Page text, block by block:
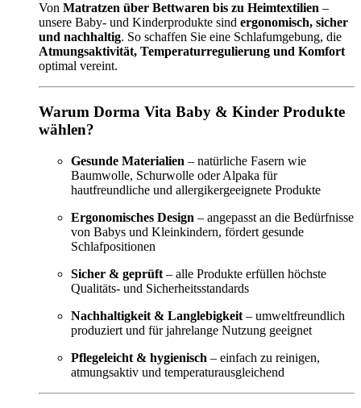
Von Matratzen über Bettwaren bis zu Heimtextilien –
unsere Baby- und Kinderprodukte sind ergonomisch, sicher
und nachhaltig. So schaffen Sie eine Schlafumgebung, die
Atmungsaktivität, Temperaturregulierung und Komfort
optimal vereint.
Warum Dorma Vita Baby & Kinder Produkte
wählen?
Gesunde Materialien – natürliche Fasern wie
Baumwolle, Schurwolle oder Alpaka für
hautfreundliche und allergikergeeignete Produkte
Ergonomisches Design – angepasst an die Bedürfnisse
von Babys und Kleinkindern, fördert gesunde
Schlafpositionen
Sicher & geprüft – alle Produkte erfüllen höchste
Qualitäts- und Sicherheitsstandards
Nachhaltigkeit & Langlebigkeit – umweltfreundlich
produziert und für jahrelange Nutzung geeignet
Pflegeleicht & hygienisch – einfach zu reinigen,
atmungsaktiv und temperaturausgleichend